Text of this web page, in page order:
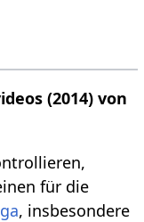
(2014) von
für die
, insbesondere